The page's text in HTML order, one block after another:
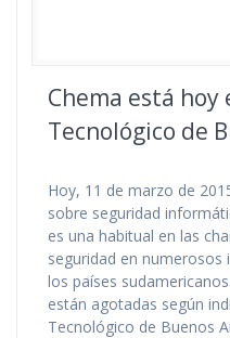
Chema está
Tecnológico de
Hoy, 11 de marzo de
sobre seguridad
es una habitual en las
seguridad en numerosos
los países
están agotadas según
Tecnológico de Buenos